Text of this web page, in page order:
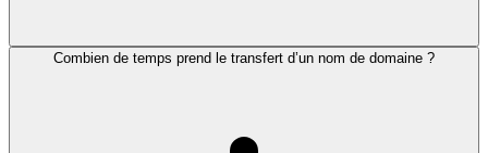
Combien de temps prend le transfert d’un nom de domaine ?